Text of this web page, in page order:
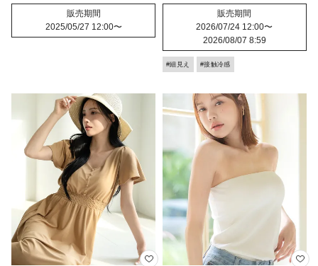
販売期間
2025/05/27 12:00〜
販売期間
2026/07/24 12:00〜
2026/08/07 8:59
#細見え #接触冷感